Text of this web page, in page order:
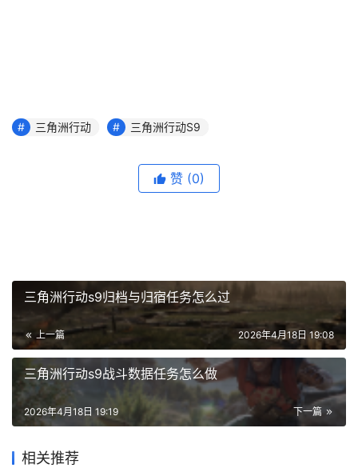
三角洲行动 三角洲行动S9
赞 (0)
三角洲行动s9归档与归宿任务怎么过
上一篇 2026年4月18日 19:08
三角洲行动s9战斗数据任务怎么做
下一篇
2026年4月18日 19:19
相关推荐